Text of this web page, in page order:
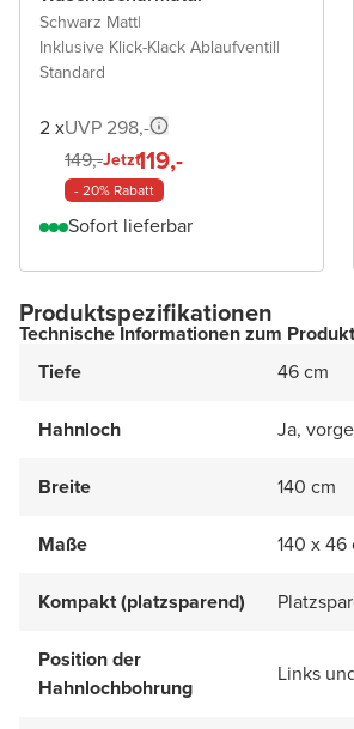
Schwarz Matt|
Inklusive Klick-Klack Ablaufventil|
Standard
2 xUVP 298,-
149,-Jetzt119,-
- 20% Rabatt
Sofort lieferbar
Produktspezifikationen
Technische Informationen zum Produkt
Tiefe
46 cm
Hahnloch Ja,
Breite 140 cm
Maße 140 x 46
Kompakt (platzsparend)
Position der
Hahnlochbohrung
Links